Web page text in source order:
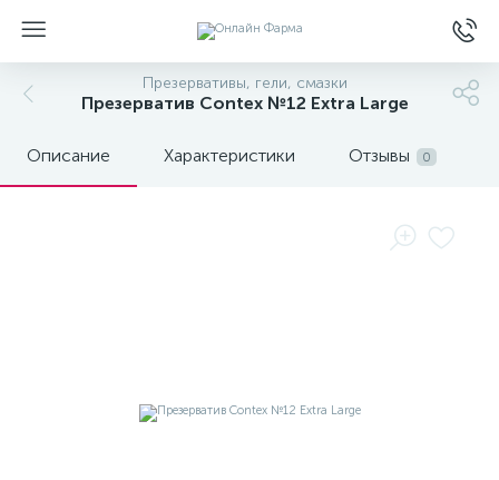
Презервативы, гели, смазки
Презерватив Contex №12 Extra Large
Описание Характеристики Отзывы 0